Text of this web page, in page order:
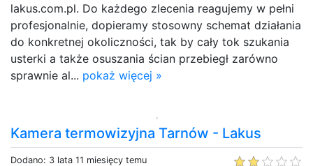
lakus.com.pl. Do każdego zlecenia reagujemy w pełni
profesjonalnie, dopieramy stosowny schemat działania
do konkretnej okoliczności, tak by cały tok szukania
usterki a także osuszania ścian przebiegł zarówno
sprawnie al... pokaż więcej »
Kamera termowizyjna Tarnów - Lakus
Dodano: 3 lata 11 miesięcy temu